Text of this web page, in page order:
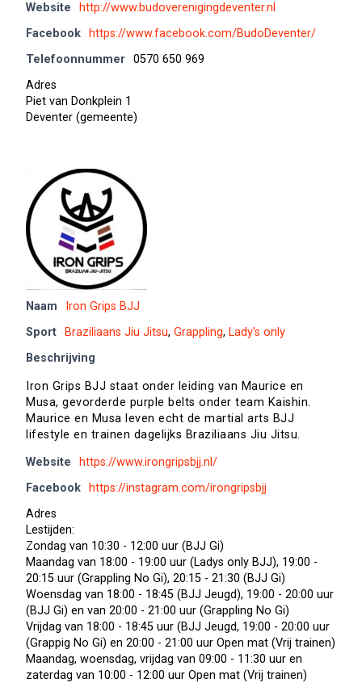
Website
http://www.budoverenigingdeventer.nl
Facebook
https://www.facebook.com/BudoDeventer/
Telefoonnummer 0570 650 969
Adres
Piet van Donkplein 1
Deventer (gemeente)
Naam
Iron Grips BJJ
Sport
Braziliaans Jiu Jitsu, Grappling, Lady's only
Beschrijving
Iron Grips BJJ staat onder leiding van Maurice en
Musa, gevorderde purple belts onder team Kaishin.
Maurice en Musa leven echt de martial arts BJJ
lifestyle en trainen dagelijks Braziliaans Jiu Jitsu.
Website
https://www.irongripsbjj.nl/
Facebook
https://instagram.com/irongripsbjj
Adres
Lestijden:
Zondag van 10:30 - 12:00 uur (BJJ Gi)
Maandag van 18:00 - 19:00 uur (Ladys only BJJ), 19:00 -
20:15 uur (Grappling No Gi), 20:15 - 21:30 (BJJ Gi)
Woensdag van 18:00 - 18:45 (BJJ Jeugd), 19:00 - 20:00 uur
(BJJ Gi) en van 20:00 - 21:00 uur (Grappling No Gi)
Vrijdag van 18:00 - 18:45 uur (BJJ Jeugd, 19:00 - 20:00 uur
(Grappig No Gi) en 20:00 - 21:00 uur Open mat (Vrij trainen)
Maandag, woensdag, vrijdag van 09:00 - 11:30 uur en
zaterdag van 10:00 - 12:00 uur Open mat (Vrij trainen)